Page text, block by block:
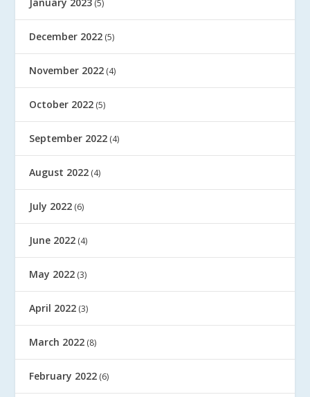
January 2023 (5)
December 2022 (5)
November 2022 (4)
October 2022 (5)
September 2022 (4)
August 2022 (4)
July 2022 (6)
June 2022 (4)
May 2022 (3)
April 2022 (3)
March 2022 (8)
February 2022 (6)